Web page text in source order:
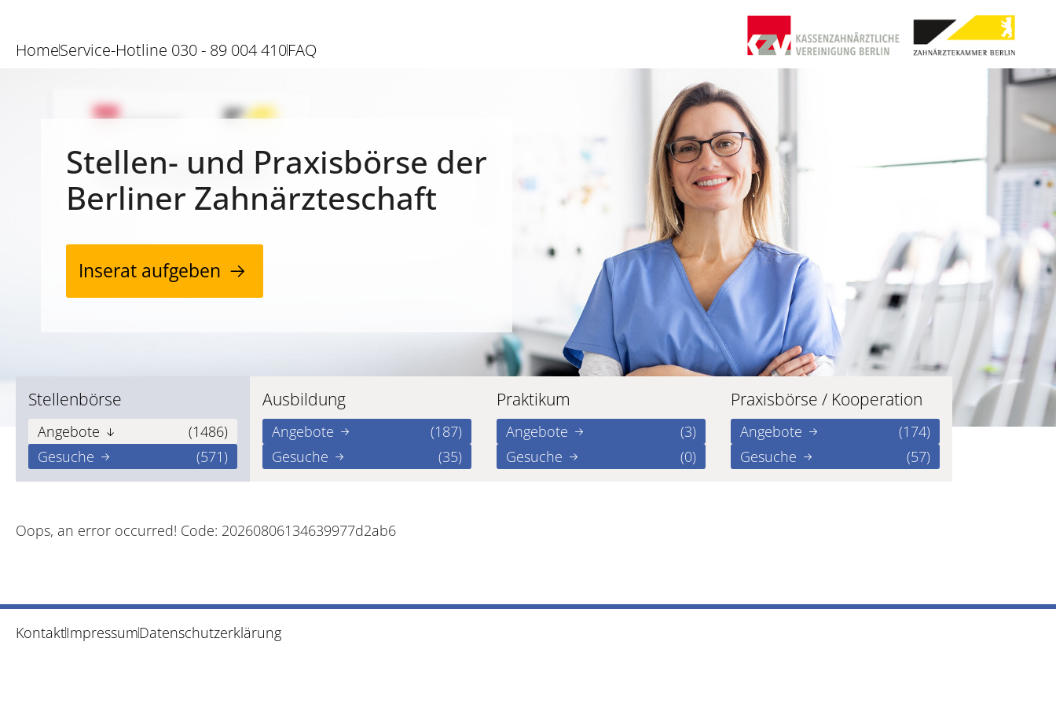
HomeService-Hotline 030 - 89 004 410FAQ
Stellen- und Praxisbörse der
Berliner Zahnärzteschaft
Inserat aufgeben
Stellenbörse
Angebote
(1486)
Gesuche
(571)
Ausbildung
Angebote
(187)
Gesuche
(35)
Praktikum
Angebote
(3)
Gesuche
(0)
Praxisbörse / Kooperation
Angebote
(174)
Gesuche
(57)
Oops, an error occurred! Code: 20260806134639977d2ab6
KontaktImpressumDatenschutzerklärung